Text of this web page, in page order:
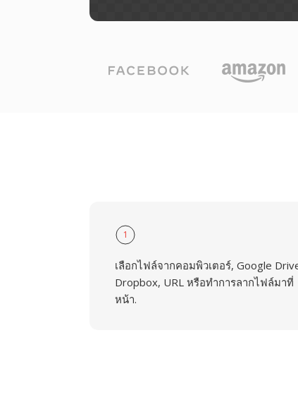
1
เลือกไฟล์จากคอมพิวเตอร์, Google
Dropbox, URL หรือทำการลากไฟล์มาที่
หน้า.